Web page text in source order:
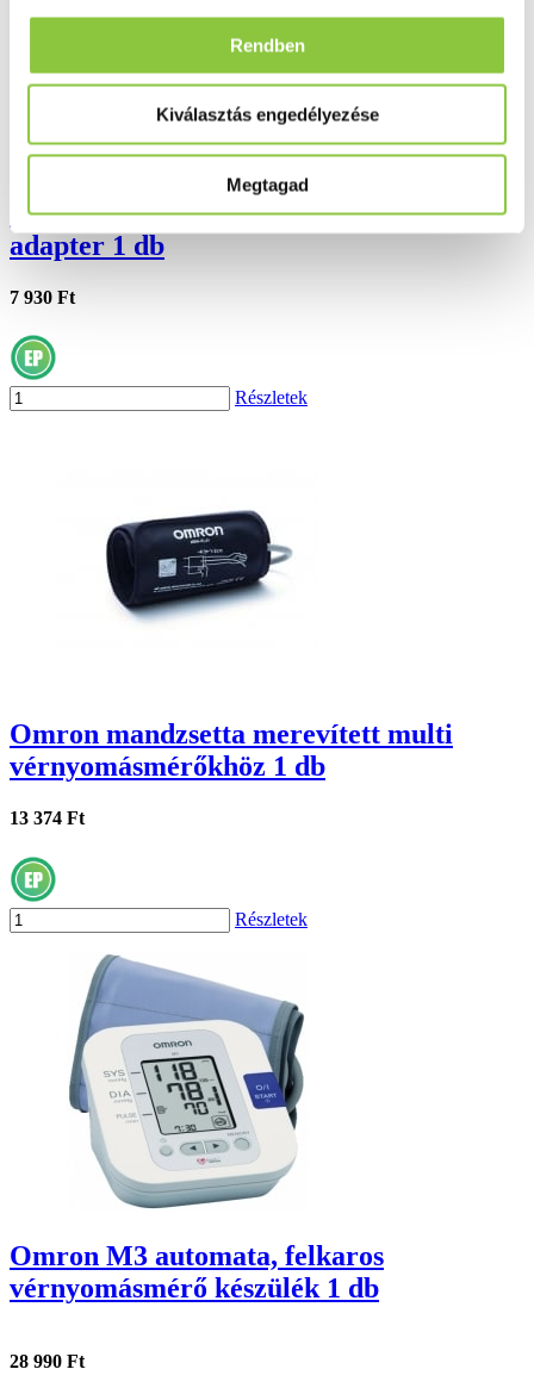
Rendben
Kiválasztás engedélyezése
Megtagad
Omron M2-es vérnyomásmérőhöz
adapter 1 db
7 930 Ft
Részletek
Omron mandzsetta merevített multi
vérnyomásmérőkhöz 1 db
13 374 Ft
Részletek
Omron M3 automata, felkaros
vérnyomásmérő készülék 1 db
28 990 Ft